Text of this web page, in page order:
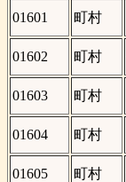
01601 町村
01602
町村
01603
町村
01604
町村
01605
町村